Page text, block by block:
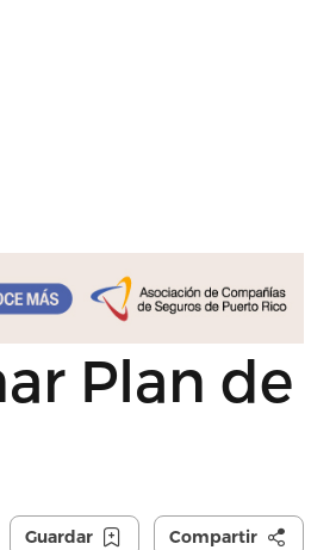
Plan de
Guardar Compartir